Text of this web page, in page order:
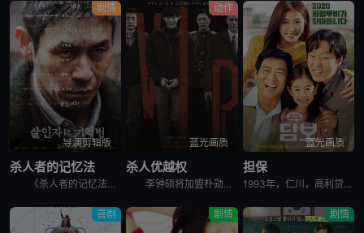
剧情
导演剪辑版
杀人者的记忆法
《杀人者的记忆法》导演剪辑版讲述的是：安静的医院内，一名半百老人正向警察供述他日记中的罪行。老人名叫金炳秀（薛景求 饰），童年时代的黑暗经历让他性格扭曲，当亲手杀死了禽兽父亲后，生活似乎朝着更好的
动作
蓝光画质
杀人优越权
李钟硕将加盟朴勋政执导新片[VIP]。韩国电影《杀人优越权》讲述朝鲜某高官儿子在世界各国连续杀人，韩朝两国警方以及国际刑警对其进行追捕。李钟硕在片中饰演被追捕的连环杀人犯，这也是欧巴首次挑战反派角
蓝光画质
担保
1993年，仁川，高利贷追讨者头石（成东日饰）和宗培（金熙元饰）想从明子（金允珍饰）处拿回欠款，却因为明子的窘迫只得将她的女儿承利（朴昭怡饰）带走作为担保。因为被人举报，作为非法滞留者的明子遭到驱逐，
喜剧 剧情 剧情